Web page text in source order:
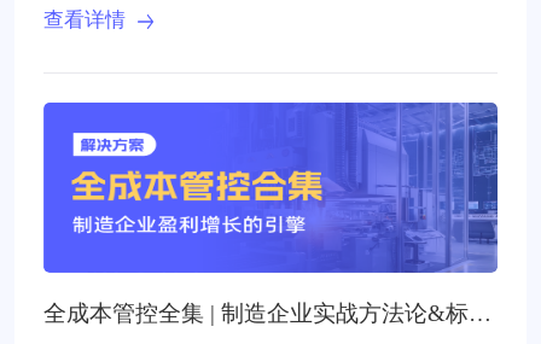
查看详情
全成本管控全集 | 制造企业实战方法论&标杆